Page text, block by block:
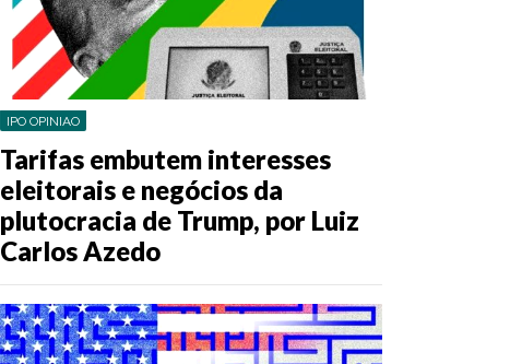
IPO OPINIAO
Tarifas embutem interesses
eleitorais e negócios da
plutocracia de Trump, por Luiz
Carlos Azedo